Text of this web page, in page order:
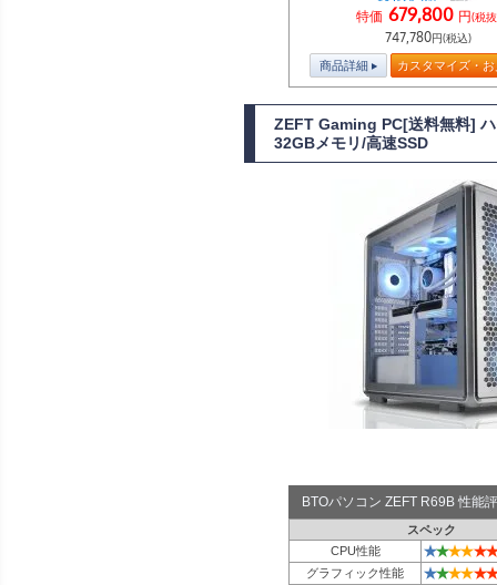
特価 679,800 円(税
747,780円(税込)
商品詳細 カスタマイズ・
ZEFT Gaming PC[送料無料]
32GBメモリ/高速SSD
BTOパソコン ZEFT R69B 性能
スペック
CPU性能
★★★★★★
グラフィック性能 ★★★★★★